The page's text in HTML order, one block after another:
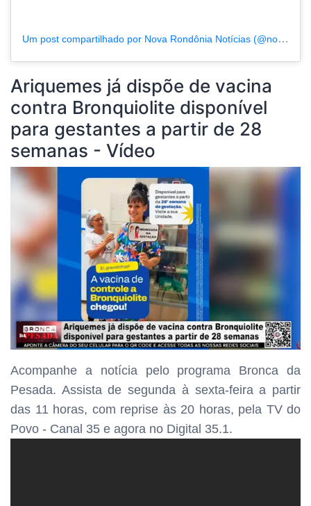
Um post compartilhado por Nova Rondônia Notícias (@novarondonia)
Ariquemes já dispõe de vacina
contra Bronquiolite disponível
para gestantes a partir de 28
semanas - Vídeo
Acompanhe a notícia pelo programa Bronca da
Pesada. Assista de segunda à sexta-feira a partir
das 11 horas, com reprise às 20 horas, pela TV do
Povo - Canal 35 e agora no Digital 35.1.